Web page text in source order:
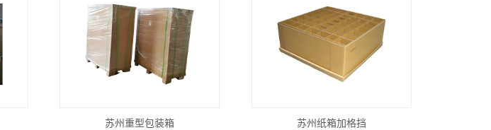
苏州重型包装箱 苏州纸箱加格挡